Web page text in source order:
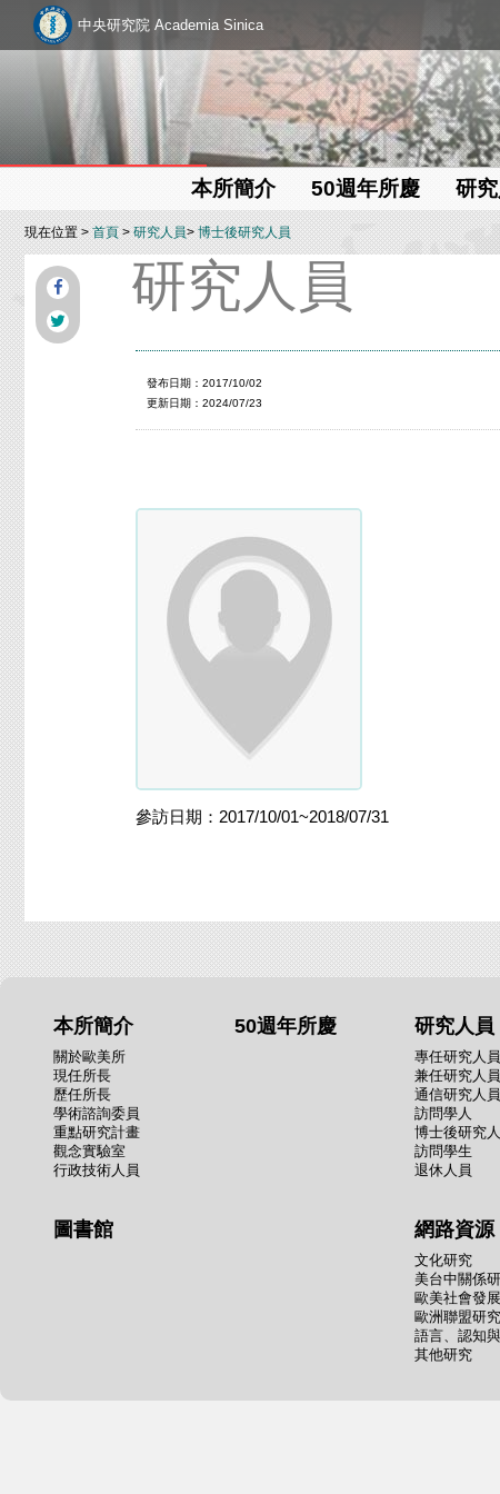
中央研究院 Academia Sinica
本所簡介 50週年所慶 研
現在位置 >首頁>研究人員>博士後研究人員
研究人員
發布日期：2017/10/02
更新日期：2024/07/23
參訪日期：2017/10/01~2018/07/31
本所簡介
關於歐美所
現任所長
歷任所長
學術諮詢委員
重點研究計畫
觀念實驗室
行政技術人員
50週年所慶 研究人員
專任研究人員
兼任研究人員
通信研究人員
訪問學人
博士後研究
訪問學生
退休人員
圖書館 網路資源
文化研究
美台中關係
歐美社會發
歐洲聯盟研究
語言、認知
其他研究